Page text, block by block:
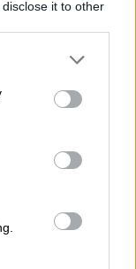
it to other
or more Google
You may click to
party tags to
in below Google
ο
στο
Φασουλή
και
και την
Open.